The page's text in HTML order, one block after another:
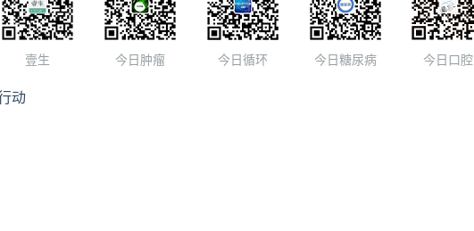
壹生 今日肿瘤 今日循环 今日糖尿病 今日口腔
动